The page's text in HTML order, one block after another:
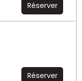
Réserver
Réserver